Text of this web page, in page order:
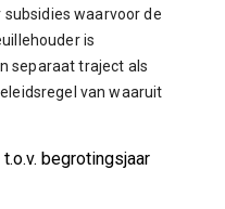
subsidies waarvoor de
is
separaat traject als
van waaruit
begrotingsjaar